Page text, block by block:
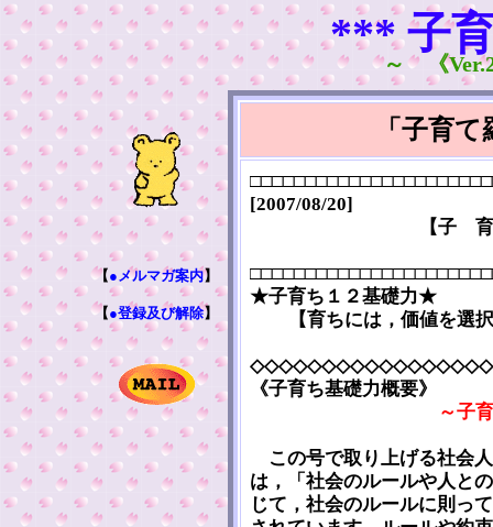
*** 子
～ 《
【●メルマガ案内】
【●登録及び解除】
「子育
[2007/08/20]
【子
★子育ち１２基礎力★
【育ちには，価値を選
《子育ち基礎力概要》
～子
この号で取り上げる社会
は，「社会のルールや人と
じて，社会のルールに則っ